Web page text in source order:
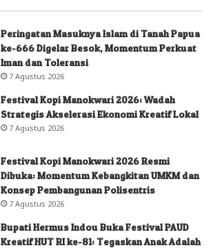
Peringatan Masuknya Islam di Tanah Papua
ke-666 Digelar Besok, Momentum Perkuat
Iman dan Toleransi
7 Agustus 2026
Festival Kopi Manokwari 2026: Wadah
Strategis Akselerasi Ekonomi Kreatif Lokal
7 Agustus 2026
Festival Kopi Manokwari 2026 Resmi
Dibuka: Momentum Kebangkitan UMKM dan
Konsep Pembangunan Polisentris
7 Agustus 2026
Bupati Hermus Indou Buka Festival PAUD
Kreatif HUT RI ke-81: Tegaskan Anak Adalah